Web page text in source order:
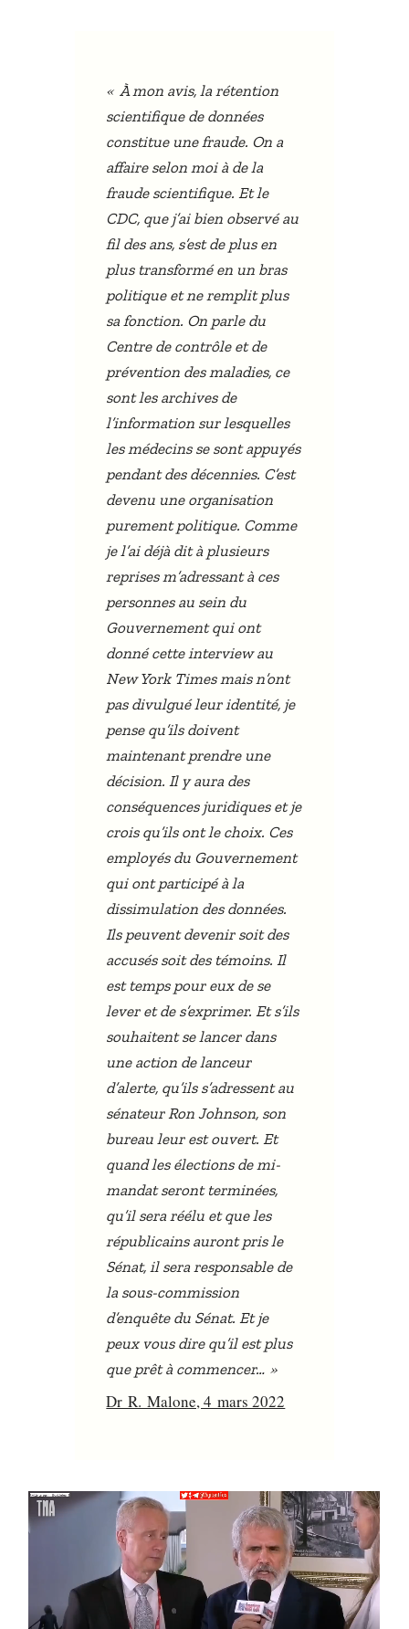
«À mon avis, la rétention
scientifique de données
constitue une fraude. On a
affaire selon moi à de la
fraude scientifique. Et le
CDC, que j’ai bien observé au
fil des ans, s’est de plus en
plus transformé en un bras
politique et ne remplit plus
sa fonction. On parle du
Centre de contrôle et de
prévention des maladies, ce
sont les archives de
l’information sur lesquelles
les médecins se sont appuyés
pendant des décennies. C’est
devenu une organisation
purement politique. Comme
je l’ai déjà dit à plusieurs
reprises m’adressant à ces
personnes au sein du
Gouvernement qui ont
donné cette interview au
New York Times mais n’ont
pas divulgué leur identité, je
pense qu’ils doivent
maintenant prendre une
décision. Il y aura des
conséquences juridiques et je
crois qu’ils ont le choix. Ces
employés du Gouvernement
qui ont participé à la
dissimulation des données.
Ils peuvent devenir soit des
accusés soit des témoins. Il
est temps pour eux de se
lever et de s’exprimer. Et s’ils
souhaitent se lancer dans
une action de lanceur
d’alerte, qu’ils s’adressent au
sénateur Ron Johnson, son
bureau leur est ouvert. Et
quand les élections de mi-
mandat seront terminées,
qu’il sera réélu et que les
républicains auront pris le
Sénat, il sera responsable de
la sous-commission
d’enquête du Sénat. Et je
peux vous dire qu’il est plus
que prêt à commencer… »
Dr R. Malone, 4 mars 2022